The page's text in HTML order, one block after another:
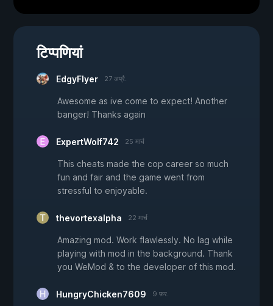
टिप्पणियां
EdgyFlyer 27 अप्रै.
Awesome as ive come to expect! Another
banger! Thanks again
ExpertWolf742 25 मार्च
This cheats made the cop career so much
fun and fair and the game went from
stressful to enjoyable.
thevortexalpha 22 मार्च
Amazing mod. Work flawlessly. No lag while
playing with mod in the background. Thank
you WeMod & to the developer of this mod.
HungryChicken7609 9 फ़र.